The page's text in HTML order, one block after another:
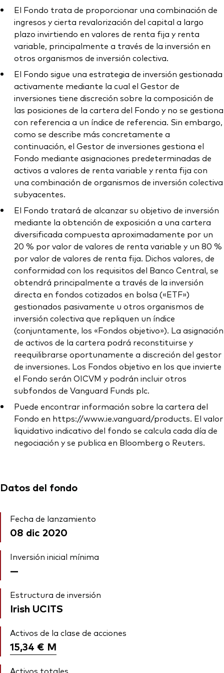
El Fondo trata de proporcionar una combinación de
ingresos y cierta revalorización del capital a largo
plazo invirtiendo en valores de renta fija y renta
variable, principalmente a través de la inversión en
otros organismos de inversión colectiva.
El Fondo sigue una estrategia de inversión gestionada
activamente mediante la cual el Gestor de
inversiones tiene discreción sobre la composición de
las posiciones de la cartera del Fondo y no se gestiona
con referencia a un índice de referencia. Sin embargo,
como se describe más concretamente a
continuación, el Gestor de inversiones gestiona el
Fondo mediante asignaciones predeterminadas de
activos a valores de renta variable y renta fija con
una combinación de organismos de inversión colectiva
subyacentes.
El Fondo tratará de alcanzar su objetivo de inversión
mediante la obtención de exposición a una cartera
diversificada compuesta aproximadamente por un
20 % por valor de valores de renta variable y un 80 %
por valor de valores de renta fija. Dichos valores, de
conformidad con los requisitos del Banco Central, se
obtendrá principalmente a través de la inversión
directa en fondos cotizados en bolsa («ETF»)
gestionados pasivamente u otros organismos de
inversión colectiva que repliquen un índice
(conjuntamente, los «Fondos objetivo»). La asignación
de activos de la cartera podrá reconstituirse y
reequilibrarse oportunamente a discreción del gestor
de inversiones. Los Fondos objetivo en los que invierte
el Fondo serán OICVM y podrán incluir otros
subfondos de Vanguard Funds plc.
Puede encontrar información sobre la cartera del
Fondo en https://www.ie.vanguard/products. El valor
liquidativo indicativo del fondo se calcula cada día de
negociación y se publica en Bloomberg o Reuters.
Datos del fondo
Fecha de lanzamiento
08 dic 2020
Inversión inicial mínima
—
Estructura de inversión
Irish UCITS
Activos de la clase de acciones
15,34 € M
Activos totales